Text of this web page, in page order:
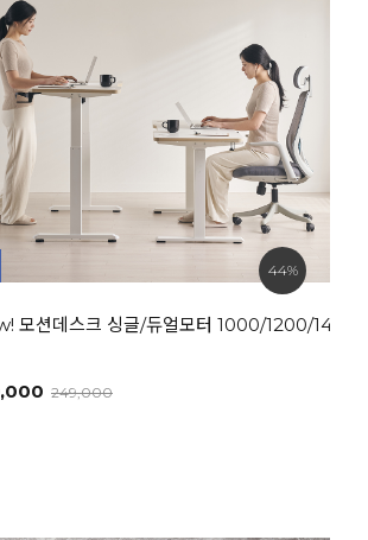
44%
모션데스크 싱글/듀얼모터 1000/1200/
249,000